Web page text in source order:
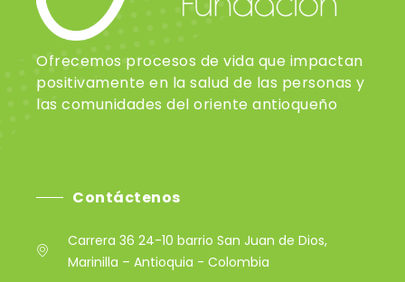
Ofrecemos procesos de vida que impactan
positivamente en la salud de las personas y
las comunidades del oriente antioqueño
Contáctenos
Carrera 36 24-10 barrio San Juan de Dios,
Marinilla – Antioquia - Colombia